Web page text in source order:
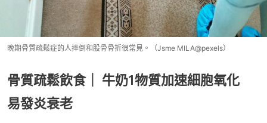
晚期骨質疏鬆症的人摔倒和股骨骨折很常見。（Jsme MILA@pexels）
骨質疏鬆飲食｜ 牛奶1物質加速細胞氧化
易發炎衰老